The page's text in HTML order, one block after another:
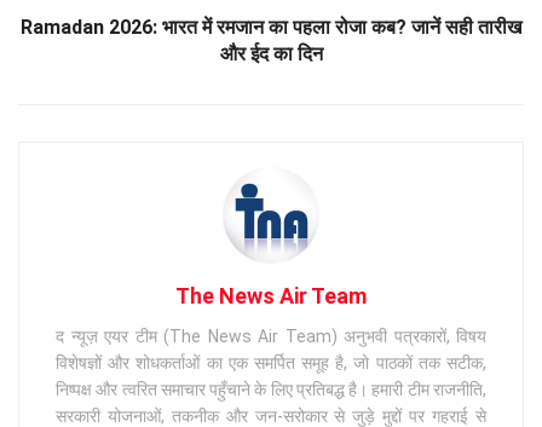
Ramadan 2026: भारत में रमजान का पहला रोजा कब? जानें सही तारीख
और ईद का दिन
The News Air Team
द न्यूज़ एयर टीम (The News Air Team) अनुभवी पत्रकारों, विषय
विशेषज्ञों और शोधकर्ताओं का एक समर्पित समूह है, जो पाठकों तक सटीक,
निष्पक्ष और त्वरित समाचार पहुँचाने के लिए प्रतिबद्ध है। हमारी टीम राजनीति,
सरकारी योजनाओं, तकनीक और जन-सरोकार से जुड़े मुद्दों पर गहराई से